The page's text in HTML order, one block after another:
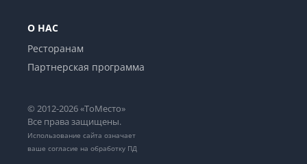
О НАС
Ресторанам
Партнерская программа
© 2012-2026 «ТоМесто»
Все права защищены.
Использование сайта означает
ваше согласие на обработку ПД